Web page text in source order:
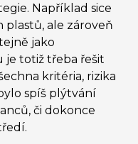
Například sice
plastů, ale zároveň
jako
je totiž třeba řešit
kritéria, rizika
spíš plýtvání
či dokonce